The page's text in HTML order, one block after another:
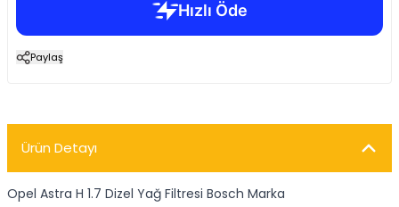
Paylaş
Ürün Detayı
Opel Astra H 1.7 Dizel Yağ Filtresi Bosch Marka